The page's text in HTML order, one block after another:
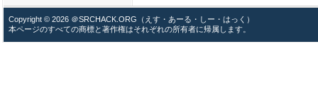
Copyright © 2026 ＠SRCHACK.ORG（えす・あーる・しー・はっく）
本ページのすべての商標と著作権はそれぞれの所有者に帰属します。